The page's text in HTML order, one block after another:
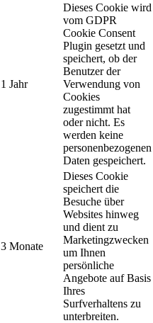
1 Jahr
Dieses Cookie wird
vom GDPR
Cookie Consent
Plugin gesetzt und
speichert, ob der
Benutzer der
Verwendung von
Cookies
zugestimmt hat
oder nicht. Es
werden keine
personenbezogenen
Daten gespeichert.
3 Monate
Dieses Cookie
speichert die
Besuche über
Websites hinweg
und dient zu
Marketingzwecken
um Ihnen
persönliche
Angebote auf Basis
Ihres
Surfverhaltens zu
unterbreiten.